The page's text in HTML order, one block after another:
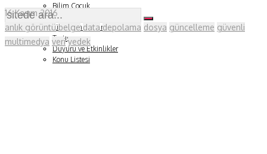
Bilim Çocuk
Soru ve Yanıt
Kitap Tanıtımları
Tartışma
Duyuru ve Etkinlikler
Konu Listesi
16 Kasım 2016
anlık görüntü belge data depolama dosya güncelleme güvenli
multimedya veri yedek